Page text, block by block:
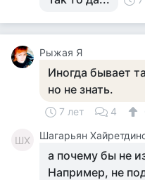
Рыжая Я
Иногда бывает
но не знать.
7 лет 4
ШХ Шагарьян
а почему бы не
Например, не